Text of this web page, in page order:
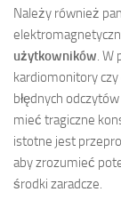
Należy również
użytkowników. W
kardiomonitory
błędnych
mieć tragiczne
istotne jest
aby zrozumieć
środki zaradcze.